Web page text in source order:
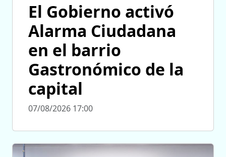
El Gobierno activó
Alarma Ciudadana
en el barrio
Gastronómico de la
capital
07/08/2026 17:00